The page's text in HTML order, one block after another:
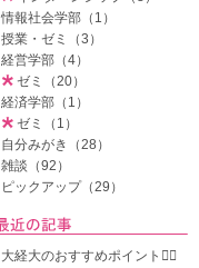
情報社会学部（1）
授業・ゼミ（3）
経営学部（4）
ゼミ（20）
経済学部（1）
ゼミ（1）
自分みがき（28）
雑談（92）
ピックアップ（29）
大経大のおすすめポイント🧚‍♀️